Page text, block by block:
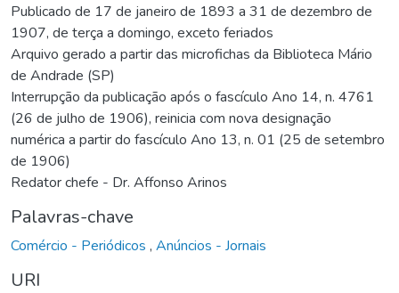
Publicado de 17 de janeiro de 1893 a 31 de dezembro de
1907, de terça a domingo, exceto feriados
Arquivo gerado a partir das microfichas da Biblioteca Mário
de Andrade (SP)
Interrupção da publicação após o fascículo Ano 14, n. 4761
(26 de julho de 1906), reinicia com nova designação
numérica a partir do fascículo Ano 13, n. 01 (25 de setembro
de 1906)
Redator chefe - Dr. Affonso Arinos
Palavras-chave
Comércio - Periódicos , Anúncios - Jornais
URI